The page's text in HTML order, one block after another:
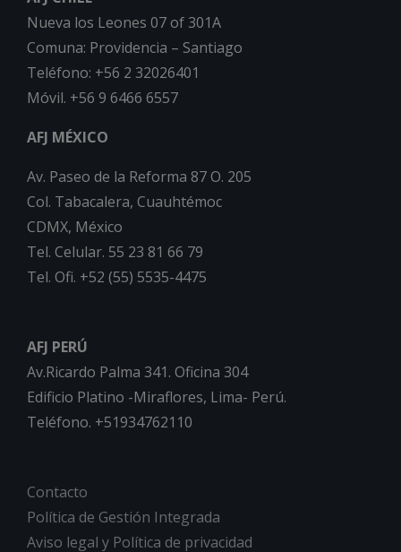
Nueva los Leones 07 of 301A
Comuna: Providencia – Santiago
Teléfono: +56 2 32026401
Móvil. +56 9 6466 6557
AFJ MÉXICO
Av. Paseo de la Reforma 87 O. 205
Col. Tabacalera, Cuauhtémoc
CDMX, México
Tel. Celular. 55 23 81 66 79
Tel. Ofi. +52 (55) 5535-4475
AFJ PERÚ
Av.Ricardo Palma 341. Oficina 304
Edificio Platino -Miraflores, Lima- Perú.
Teléfono. +51934762110
Contacto
Política de Gestión Integrada
Aviso legal y Política de privacidad